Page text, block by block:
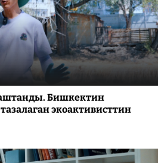
Бишкектин
экоактивисттин